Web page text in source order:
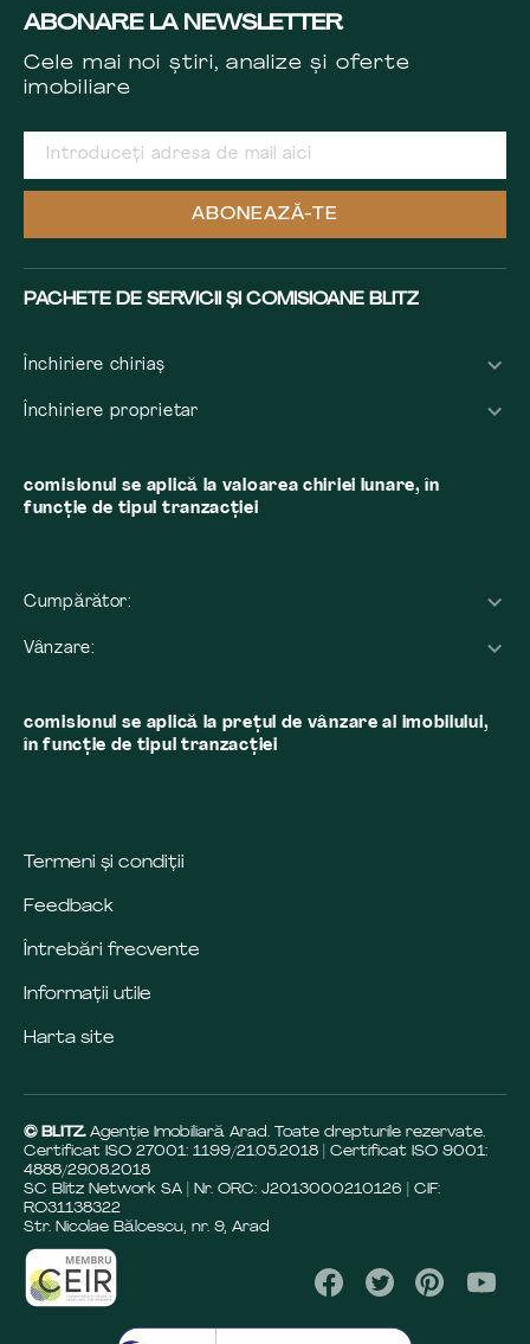
ABONARE LA NEWSLETTER
Cele mai noi știri, analize și oferte
imobiliare
ABONEAZĂ-TE
PACHETE DE SERVICII ȘI COMISIOANE BLITZ
Închiriere chiriaș
Închiriere proprietar
comisionul se aplică la valoarea chiriei lunare, în
funcție de tipul tranzacției
Cumpărător:
Vânzare:
comisionul se aplică la preţul de vânzare al imobilului,
în funcţie de tipul tranzacţiei
Termeni și condiții
Feedback
Întrebări frecvente
Informații utile
Harta site
© BLITZ. Agenție Imobiliară Arad. Toate drepturile rezervate.
Certificat ISO 27001: 1199/21.05.2018 | Certificat ISO 9001:
4888/29.08.2018
SC Blitz Network SA | Nr. ORC: J2013000210126 | CIF:
RO31138322
Str. Nicolae Bălcescu, nr. 9, Arad